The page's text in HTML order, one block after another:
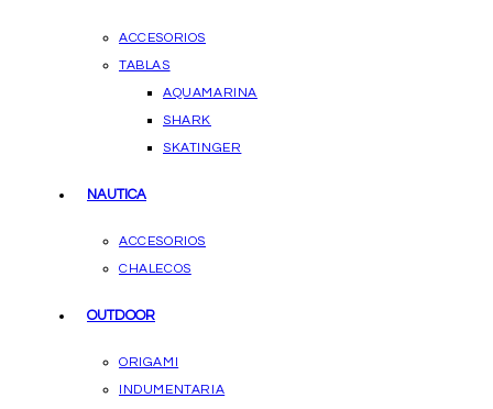
ACCESORIOS
TABLAS
AQUAMARINA
SHARK
SKATINGER
NAUTICA
ACCESORIOS
CHALECOS
OUTDOOR
ORIGAMI
INDUMENTARIA